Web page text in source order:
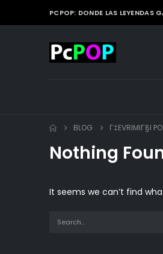
PCPOP: DONDE LAS LEYENDAS
BLOG Г‡EVRIMIГ§I
Nothing
It seems we can’t find